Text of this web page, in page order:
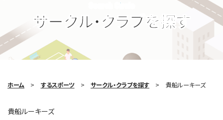
サークル・クラブを探す
Search Circle
ホーム するスポーツ サークル・クラブを探す 貴船ルーキーズ
貴船ルーキーズ